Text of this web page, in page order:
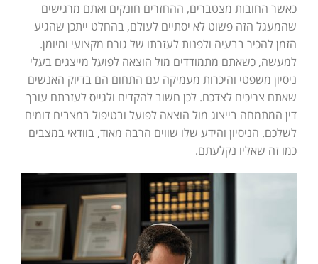
כאשר החובות מצטברים, ההחזרים חונקים ואתם מרגישים
שהמעגל הזה פשוט לא יסתיים לעולם, בהחלט ייתכן שהגיע
הזמן להכיר בבעיה ולפנות לעזרתו של גורם מקצועי ומיומן.
למעשה, כשאתם מתמודדים מול הוצאה לפועל מייצגים בעלי
ניסיון משפטי והיכרות מעמיקה עם התחום הם בדיוק האנשים
שאתם צריכים לצדכם. לכן חשוב להקדים ולגייס לעזרתם עורך
דין המתמחה בייצוג מול הוצאה לפועל ובטיפול במצבים דומים
לשלכם. הניסיון והידע שלו שווים הרבה מאוד, בוודאי במצבים
כמו זה שאליו נקלעתם.